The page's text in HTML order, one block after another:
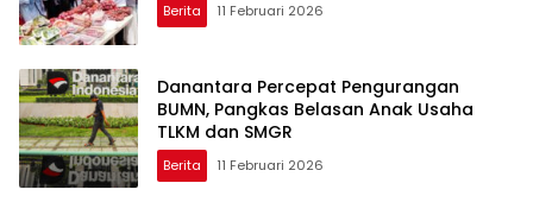
Berita 11 Februari 2026
Danantara Percepat Pengurangan
BUMN, Pangkas Belasan Anak Usaha
TLKM dan SMGR
Berita 11 Februari 2026